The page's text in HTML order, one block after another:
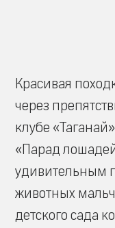
Красивая
через
клубе
«Парад
удивительным
животных
детского сада